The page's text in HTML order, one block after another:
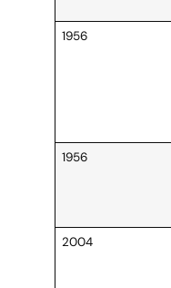
1956
1956
2004